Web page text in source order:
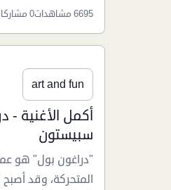
6695 مشاهدات 0 مشاركات
art and fun
أكمل الأغنية -
سبيستون
"دراغون بول" هو
المتحركة، وقد